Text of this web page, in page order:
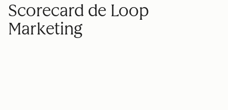
Scorecard de Loop
Marketing